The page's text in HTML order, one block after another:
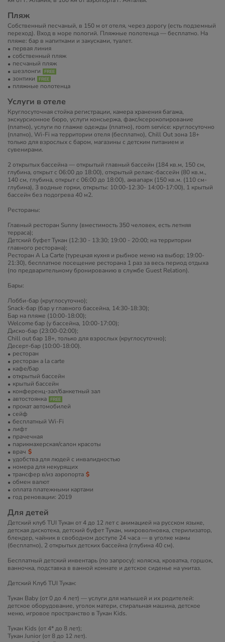
Пляж
Собственный песчаный, в 150 м от отеля, через дорогу (есть подземный
переход). Вход в море пологий. ​Пляжные полотенца — бесплатно. На
пляже: бар в напитками и закусками, туалет.
первая линия
собственный пляж
песчаный пляж
шезлонги
зонтики
пляжные полотенца
Услуги в отеле
Круглосуточная стойка регистрации, камера хранения багажа,
экскурсионное бюро, услуги консьержа, факс/ксерокопирование
(платно), услуги по глажке одежды (платно), room service: круглосуточно
(платно), Wi-Fi на территории отеля (бесплатно), Chill Out зона 18+
только для взрослых с баром, магазины с детским питанием и
сувенирами.
2 открытых бассейна — открытый главный бассейн (184 кв.м, 150 см,
глубина, открыт с 06:00 до 18:00), открытый релакс-бассейн (80 кв.м.,
140 см, глубина, открыт с 06:00 до 18:00), аквапарк (150 кв.м. (110 см-
глубина), 3 водные горки, открыты: 10:00-12:30- 14:00-17:00), 1 крытый
бассейн без подогрева 40 м2.
Рестораны:
Главный ресторан Sunny (вместимость 350 человек, есть летняя
терраса);
Детский буфет Тукан (12:30 - 13:30; 19:00 - 20:00; на территории
главного ресторана);
Ресторан A La Carte (турецкая кухня и рыбное меню на выбор; 19:00-
21:30), бесплатное посещение ресторана 1 раз за весь период отдыха
(по предварительному бронированию в службе Guest Relation).
Бары:
Лобби-бар (круглосуточно);
Snack-бар (бар у главного бассейна, 14:30-18:30);
Бар на пляже (10:00-18:00);
Welcome бар (у бассейна, 10:00-17:00);
Диско-бар (23:00-02:00);
Chill out бар 18+, только для взрослых (круглосуточно);
​Десерт-бар (10:00-18:00).
ресторан
ресторан a la carte
кафе/бар
открытый бассейн
крытый бассейн
конференц-зал/банкетный зал
автостоянка
прокат автомобилей
сейф
бесплатный Wi-Fi
лифт
прачечная
парикмахерская/салон красоты
врач
удобства для людей с инвалидностью
номера для некурящих
трансфер в/из аэропорта
обмен валют
оплата платежными картами
год реновации: 2019
Для детей
Детский клуб TUI Тукан от 4 до 12 лет с анимацией на русском языке,
детская дискотека, детский буфет Тукан, микроволновка, стерилизатор,
блендер, чайник в свободном доступе 24 часа — в уголке мамы
(бесплатно), 2 открытых детских бассейна (глубина 40 см).
Бесплатный детский инвентарь (по запросу): коляска, кроватка, горшок,
ванночка, подставка в ванной комнате и детское сиденье на унитаз.
Детский Клуб TUI Тукан:
Тукан Baby (от 0 до 4 лет) — услуги для малышей и их родителей:
детское оборудование, уголок матери, стиральная машина, детское
меню, игровое пространство в Тукан Kids.
Тукан Kids (от 4* до 8 лет);
Тукан Junior (от 8 до 12 лет).